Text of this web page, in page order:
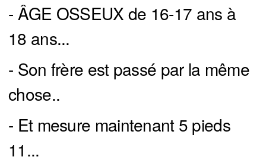
- ÂGE OSSEUX de 16-17 ans à
18 ans...
- Son frère est passé par la même
chose..
- Et mesure maintenant 5 pieds
11...